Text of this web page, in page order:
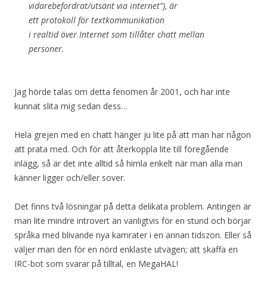
vidarebefordrat/utsänt via internet”), är
ett protokoll för textkommunikation
i realtid över Internet som tillåter chatt mellan
personer.
Jag hörde talas om detta fenomen år 2001, och har inte
kunnat slita mig sedan dess…
Hela grejen med en chatt hänger ju lite på att man har någon
att prata med. Och för att återkoppla lite till föregående
inlägg, så är det inte alltid så himla enkelt när man alla man
känner ligger och/eller sover.
Det finns två lösningar på detta delikata problem. Antingen är
man lite mindre introvert än vanligtvis för en stund och börjar
språka med blivande nya kamrater i en annan tidszon. Eller så
väljer man den för en nörd enklaste utvägen; att skaffa en
IRC-bot som svarar på tilltal, en MegaHAL!